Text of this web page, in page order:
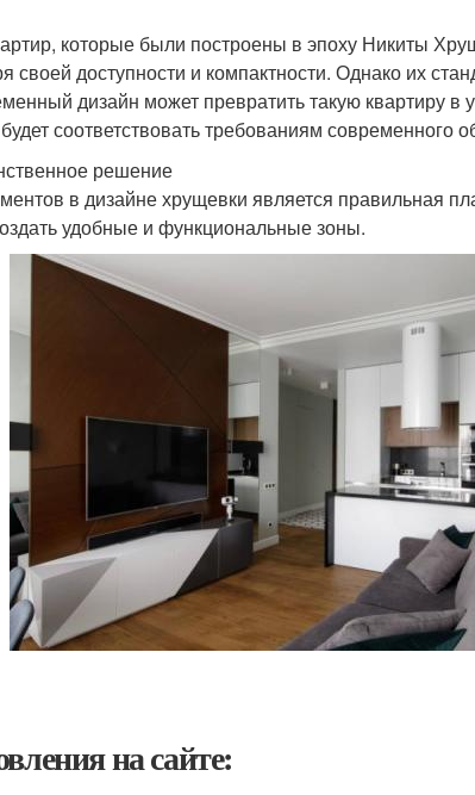
которые были построены в эпоху Никиты
своей доступности и компактности. Однако их
дизайн может превратить такую квартиру в
соответствовать требованиям современного
решение
в дизайне хрущевки является правильная
удобные и функциональные зоны.
на сайте: